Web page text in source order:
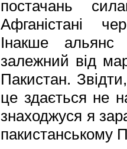
постачань
Афганістані
Інакше
залежний від
Пакистан.
це здається не
знаходжуся я
пакистанському